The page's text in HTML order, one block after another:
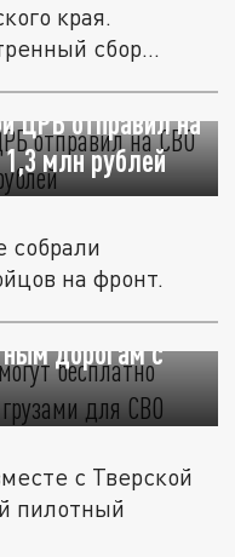
края.
сбор...
ЦРБ отправил на
млн рублей
собрали
на фронт.
смогут
дорогам с
с Тверской
пилотный